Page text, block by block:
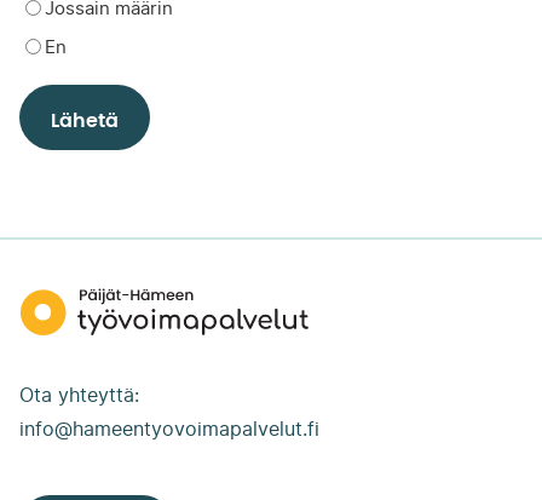
Jossain määrin
En
Päijät-
Hämeen
Ota yhteyttä:
info@hameentyovoimapalvelut.fi